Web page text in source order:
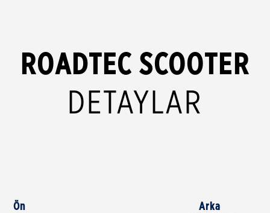
ROADTEC SCOOTER
DETAYLAR
Ön Arka